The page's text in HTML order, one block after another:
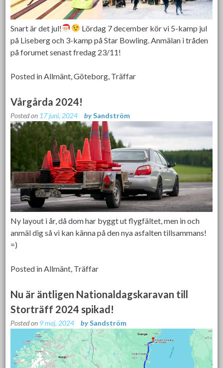
Snart är det jul!
Lördag 7 december kör vi 5-kamp jul
på Liseberg och 3-kamp på Star Bowling. Anmälan i tråden
på forumet senast fredag 23/11!
Posted in Allmänt ,Göteborg Träffar
Vårgårda 2024!
Posted on 17 juni, 2024 bySandström
Ny layout i år, då dom har byggt ut flygfältet, men in och
anmäl dig så vi kan känna på den nya asfalten tillsammans!
=)
Posted inAllmänt, Träffar
Nu är äntligen Nationaldagskaravan till
Storträff 2024 spikad!
Posted on 9 maj, 2024 bySandström